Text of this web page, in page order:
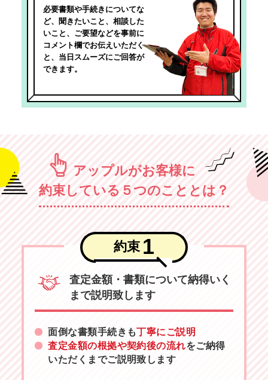
必要書類や手続きについてな
ど、聞きたいこと、相談した
いこと、ご要望などを事前に
コメント欄でお伝えいただく
と、当日スムーズにご回答が
できます。
アップルがお客様に
約束している５つのこととは？
約束 1
査定金額・書類について納得いく
まで説明致します
面倒な書類手続きも丁寧にご説明
査定金額の根拠や契約後の流れをご納得
いただくまでご説明致します